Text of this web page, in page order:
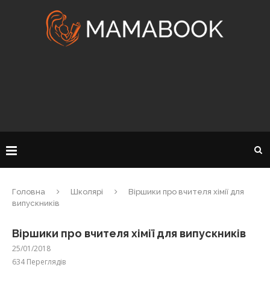
Головна Школярі
Віршики про вчителя хімії для
випускників
Віршики про вчителя хімії для випускників
25/01/2018
634Переглядів